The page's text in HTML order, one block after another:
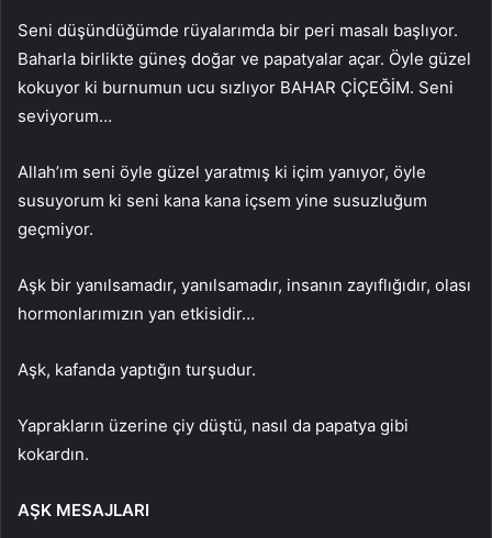
Seni düşündüğümde rüyalarımda bir peri masalı başlıyor.
Baharla birlikte güneş doğar ve papatyalar açar. Öyle güzel
kokuyor ki burnumun ucu sızlıyor BAHAR ÇİÇEĞİM. Seni
seviyorum…
Allah’ım seni öyle güzel yaratmış ki içim yanıyor, öyle
susuyorum ki seni kana kana içsem yine susuzluğum
geçmiyor.
Aşk bir yanılsamadır, yanılsamadır, insanın zayıflığıdır, olası
hormonlarımızın yan etkisidir…
Aşk, kafanda yaptığın turşudur.
Yaprakların üzerine çiy düştü, nasıl da papatya gibi
kokardın.
AŞK MESAJLARI